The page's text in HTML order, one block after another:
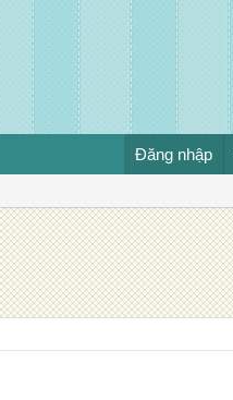
Đăng nhập